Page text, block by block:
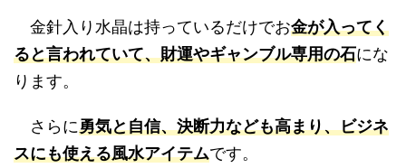
金針入り水晶は持っているだけでお金が入ってく
ると言われていて、財運やギャンブル専用の石にな
ります。
さらに勇気と自信、決断力なども高まり、ビジネ
スにも使える風水アイテムです。